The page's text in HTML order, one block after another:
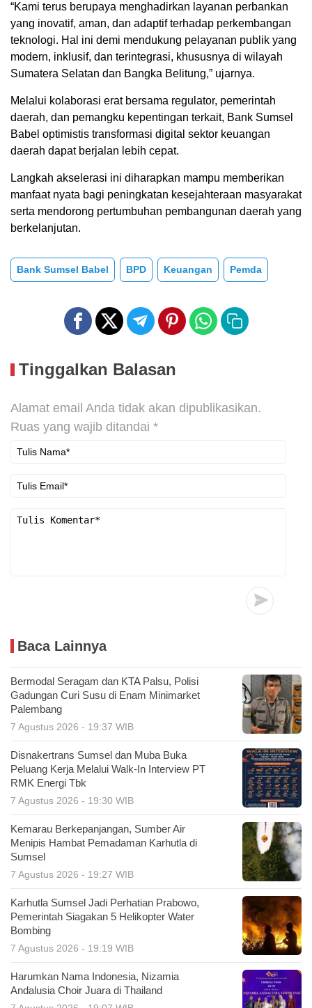
“Kami terus berupaya menghadirkan layanan perbankan
yang inovatif, aman, dan adaptif terhadap perkembangan
teknologi. Hal ini demi mendukung pelayanan publik yang
modern, inklusif, dan terintegrasi, khususnya di wilayah
Sumatera Selatan dan Bangka Belitung,” ujarnya.
Melalui kolaborasi erat bersama regulator, pemerintah
daerah, dan pemangku kepentingan terkait, Bank Sumsel
Babel optimistis transformasi digital sektor keuangan
daerah dapat berjalan lebih cepat.
Langkah akselerasi ini diharapkan mampu memberikan
manfaat nyata bagi peningkatan kesejahteraan masyarakat
serta mendorong pertumbuhan pembangunan daerah yang
berkelanjutan.
Bank Sumsel Babel BPD Keuangan Pemda
Tinggalkan Balasan
Alamat email Anda tidak akan dipublikasikan.
Ruas yang wajib ditandai *
Baca Lainnya
Bermodal Seragam dan KTA Palsu, Polisi
Gadungan Curi Susu di Enam Minimarket
Palembang
7 Agustus 2026 - 19:37 WIB
Disnakertrans Sumsel dan Muba Buka
Peluang Kerja Melalui Walk-In Interview PT
RMK Energi Tbk
7 Agustus 2026 - 19:30 WIB
Kemarau Berkepanjangan, Sumber Air
Menipis Hambat Pemadaman Karhutla di
Sumsel
7 Agustus 2026 - 19:27 WIB
Karhutla Sumsel Jadi Perhatian Prabowo,
Pemerintah Siagakan 5 Helikopter Water
Bombing
7 Agustus 2026 - 19:19 WIB
Harumkan Nama Indonesia, Nizamia
Andalusia Choir Juara di Thailand